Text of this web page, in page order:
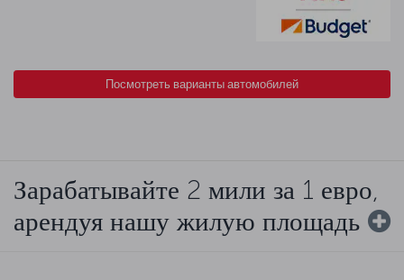
Посмотреть варианты автомобилей
Зарабатывайте 2 мили за 1 евро,
арендуя нашу жилую площадь